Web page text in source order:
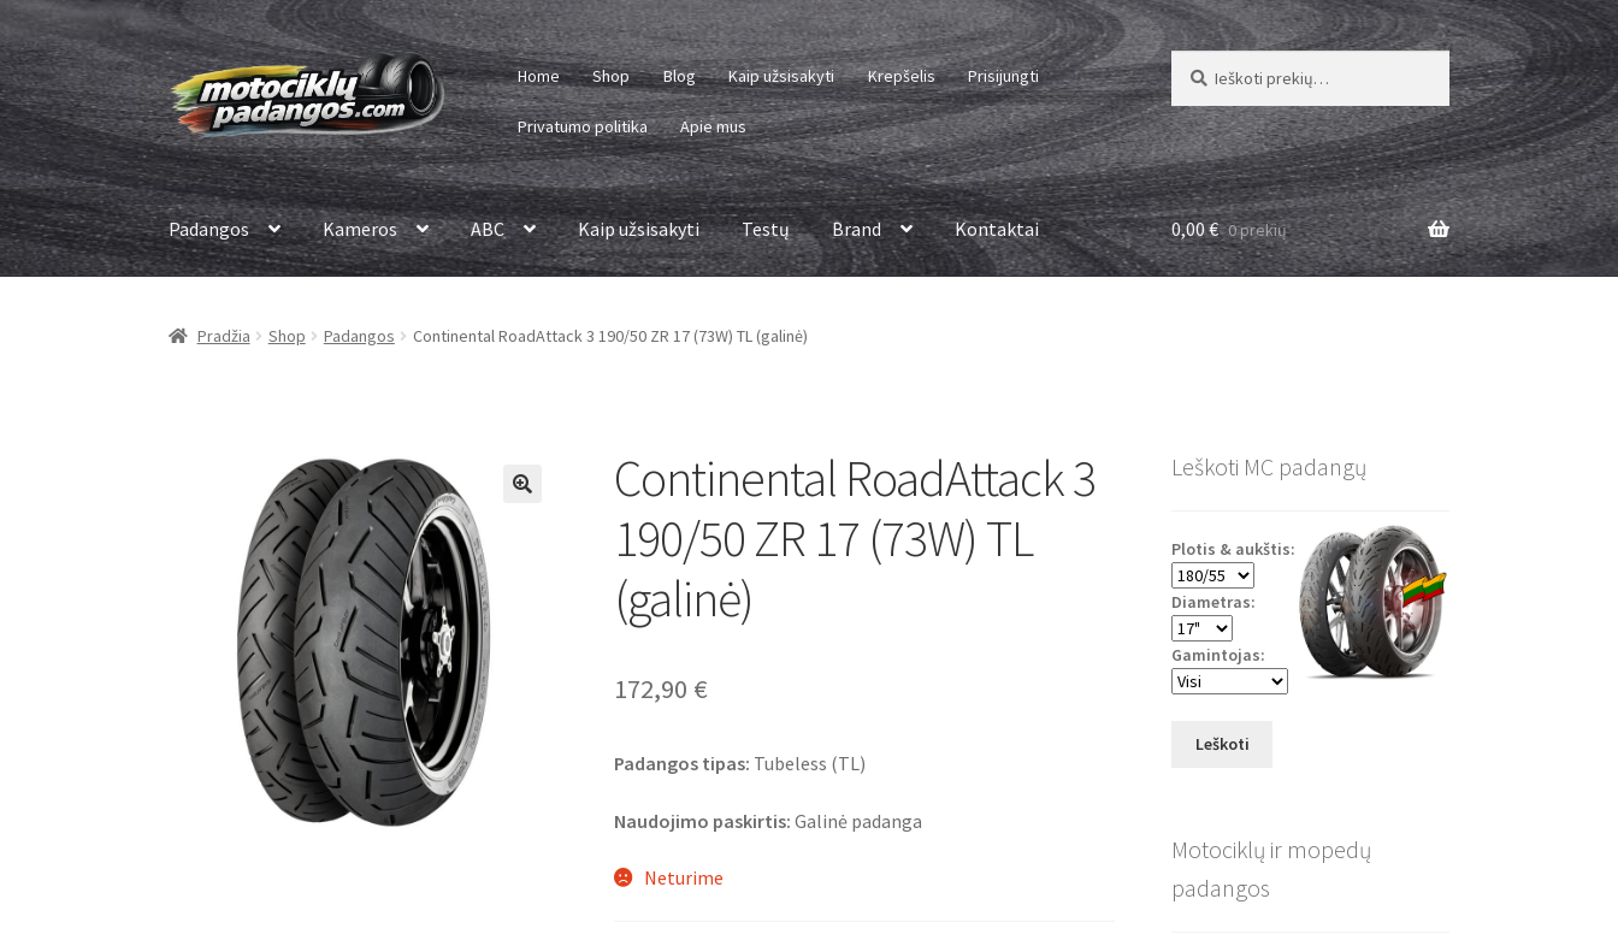
Pereiti
prie
meniu
Pereiti
prie
turinio
Home Shop Blog Kaip užsisakyti Krepšelis Prisijungti
Privatumo politika Apie mus
Ieškoti:
Ieškoti
Padangos Kameros ABC Kaip užsisakyti Testų Brand Kontaktai 0,00€ 0 prekių
Pradžia Shop Padangos Continental RoadAttack 3 190/50 ZR 17 (73W) TL (galinė)
Continental RoadAttack 3
190/50 ZR 17 (73W) TL
(galinė)
172,90 €
Padangos tipas: Tubeless (TL)
Naudojimo paskirtis: Galinė padanga
Neturime
Leškoti MC padangų
Plotis & aukštis:
Diametras:
Gamintojas:
Leškoti
Motociklų ir mopedų
padangos